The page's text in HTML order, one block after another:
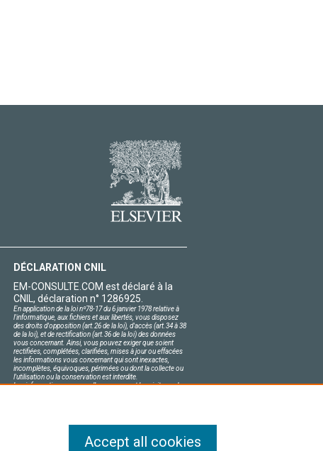
DÉCLARATION CNIL
EM-CONSULTE.COM est déclaré à la
CNIL, déclaration n° 1286925.
En application de la loi nº78-17 du 6 janvier 1978 relative à
l'informatique, aux fichiers et aux libertés, vous disposez
des droits d'opposition (art.26 de la loi), d'accès (art.34 à 38
de la loi), et de rectification (art.36 de la loi) des données
vous concernant. Ainsi, vous pouvez exiger que soient
rectifiées, complétées, clarifiées, mises à jour ou effacées
les informations vous concernant qui sont inexactes,
incomplètes, équivoques, périmées ou dont la collecte ou
l'utilisation ou la conservation est interdite.
Les informations personnelles concernant les visiteurs de
Accept all cookies